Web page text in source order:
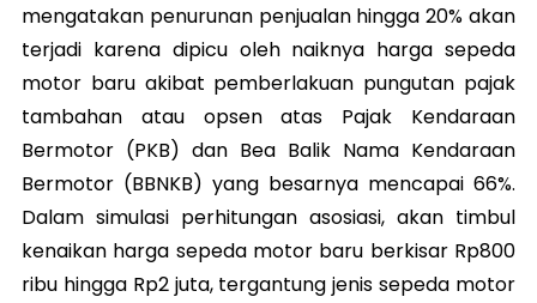
mengatakan penurunan penjualan hingga 20% akan
terjadi karena dipicu oleh naiknya harga sepeda
motor baru akibat pemberlakuan pungutan pajak
tambahan atau opsen atas Pajak Kendaraan
Bermotor (PKB) dan Bea Balik Nama Kendaraan
Bermotor (BBNKB) yang besarnya mencapai 66%.
Dalam simulasi perhitungan asosiasi, akan timbul
kenaikan harga sepeda motor baru berkisar Rp800
ribu hingga Rp2 juta, tergantung jenis sepeda motor